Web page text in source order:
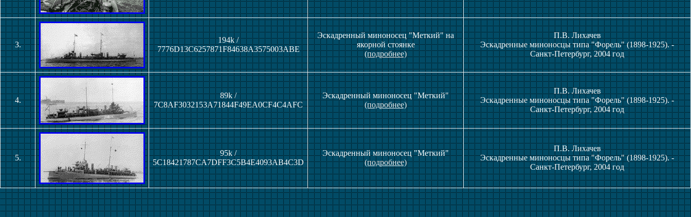
3.
194k /
7776D13C6257871F84638A3575003ABE
Эскадренный миноносец "Меткий" на
якорной стоянке
(подробнее)
П.В. Лихачев
Эскадренные миноносцы типа "Форель" (1898-1925). -
Санкт-Петербург, 2004 год
4.
89k /
7C8AF3032153A71844F49EA0CF4C4AFC
Эскадренный миноносец "Меткий"
(подробнее)
П.В. Лихачев
Эскадренные миноносцы типа "Форель" (1898-1925). -
Санкт-Петербург, 2004 год
5.
95k /
5C18421787CA7DFF3C5B4E4093AB4C3D
Эскадренный миноносец "Меткий"
(подробнее)
П.В. Лихачев
Эскадренные миноносцы типа "Форель" (1898-1925). -
Санкт-Петербург, 2004 год